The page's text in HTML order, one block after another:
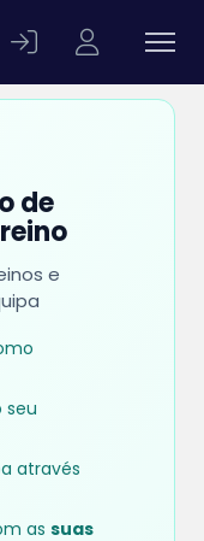
de
e
seu
através
as suas